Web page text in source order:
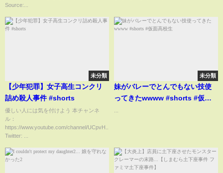
Source:...
未分類
【少年犯罪】女子高生コンクリ
詰め殺人事件 #shorts
優しい人には気を付けよう 本チャンネ
ル：
https://www.youtube.com/channel/UCpvH...
Twitter: ...
未分類
妹がバレーでとんでもない技使
ってきたwwww #shorts #仮面